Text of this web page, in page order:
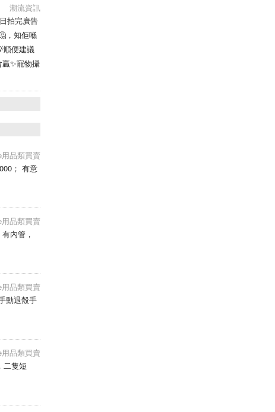
潮流資訊
拍完廣告
，知佢喺
順便建議
✨寵物攝
品類買賣
有意
品類買賣
內管，
品類買賣
動退殼手
品類買賣
二隻短